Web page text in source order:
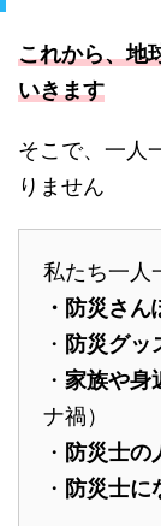
これから、地
いきます
そこで、一人
りません
私たち一人
・防災さん
・ 防災グッ
・ 家族や身
ナ禍）
・ 防災士の
・ 防災士に